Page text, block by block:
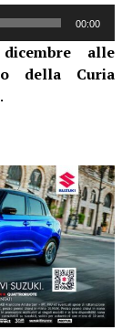
00:00
dicembre alle
della Curia